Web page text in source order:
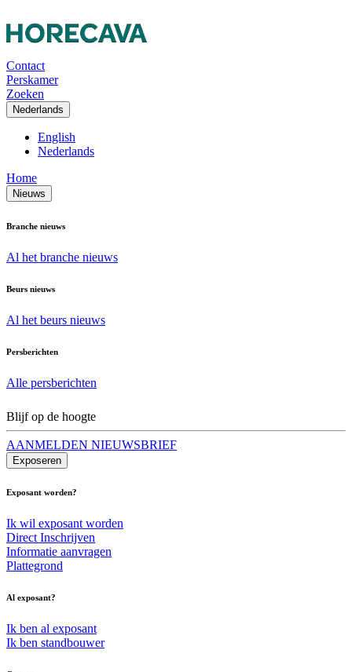
Contact
Perskamer
Zoeken
Nederlands
English
Nederlands
Home
Nieuws
Branche nieuws
Al het branche nieuws
Beurs nieuws
Al het beurs nieuws
Persberichten
Alle persberichten
Blijf op de hoogte
AANMELDEN NIEUWSBRIEF
Exposeren
Exposant worden?
Ik wil exposant worden
Direct Inschrijven
Informatie aanvragen
Plattegrond
Al exposant?
Ik ben al exposant
Ik ben standbouwer